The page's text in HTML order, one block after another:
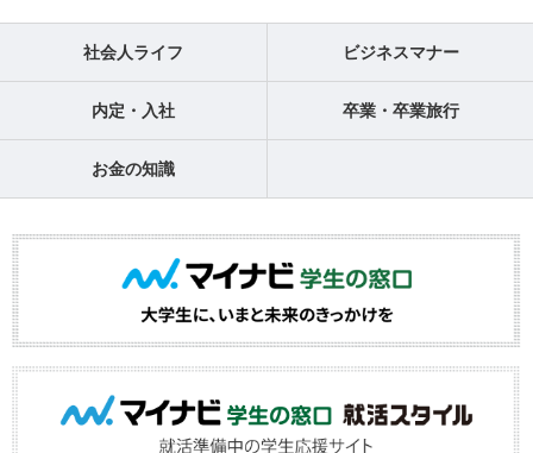
社会人ライフ ビジネスマナー
内定・入社 卒業・卒業旅行
お金の知識